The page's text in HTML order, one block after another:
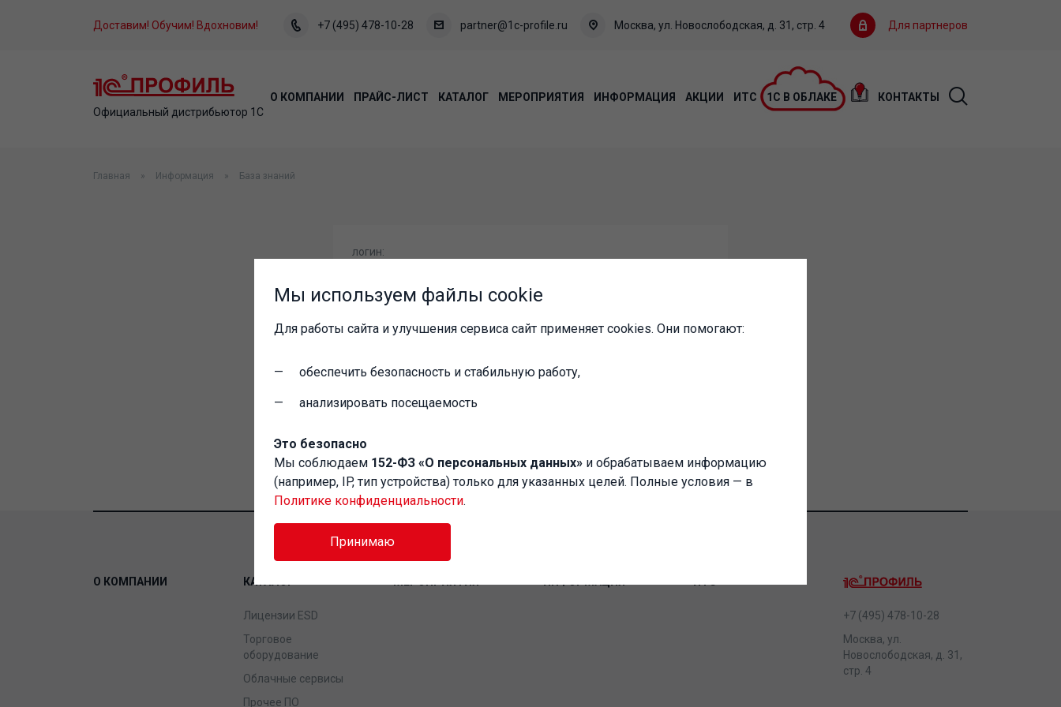
Доставим! Обучим! Вдохновим! +7 (495) 478-10-28 partner@1c-profile.ru Москва, ул. Новослободская, д. 31, стр. 4 Для партнеров
Официальный дистрибьютор 1С
О КОМПАНИИ ПРАЙС-ЛИСТ КАТАЛОГ МЕРОПРИЯТИЯ ИНФОРМАЦИЯ АКЦИИ ИТС 1С В ОБЛАКЕ КОНТАКТЫ
Главная Информация База знаний
логин:
пароль:
О КОМПАНИИ КАТАЛОГ
Лицензии ESD
Торговое
оборудование
Облачные сервисы
Прочее ПО
+7 (495) 478-10-28
Москва, ул.
Новослободская, д. 31,
стр. 4
Мы используем файлы cookie
Для работы сайта и улучшения сервиса сайт применяет cookies. Они помогают:
обеспечить безопасность и стабильную работу,
анализировать посещаемость
Это безопасно
Мы соблюдаем 152-ФЗ «О персональных данных» и обрабатываем информацию
(например, IP, тип устройства) только для указанных целей. Полные условия — в
Политике конфиденциальности.
Принимаю